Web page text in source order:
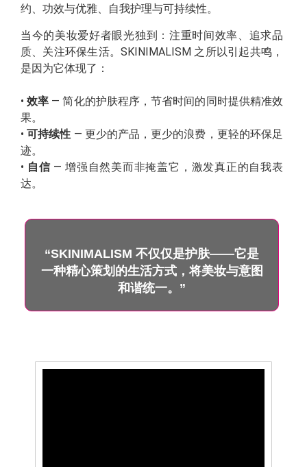
约、功效与优雅、自我护理与可持续性。
当今的美妆爱好者眼光独到：注重时间效率、追求品
质、关注环保生活。SKINIMALISM 之所以引起共鸣，
是因为它体现了：
•效率 — 简化的护肤程序，节省时间的同时提供精准效
果。
•可持续性 — 更少的产品，更少的浪费，更轻的环保足
迹。
• 自信— 增强自然美而非掩盖它，激发真正的自我表
达。
“SKINIMALISM 不仅仅是护肤——它是
一种精心策划的生活方式，将美妆与意图
和谐统一。”